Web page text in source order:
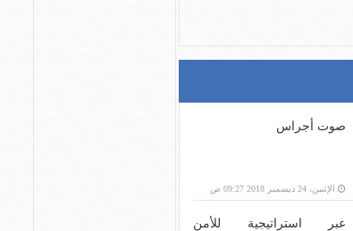
صوت أجراس
الإثنين، 24 ديسمبر 2018 09:27 ص
عبر استراتيجية للأمن